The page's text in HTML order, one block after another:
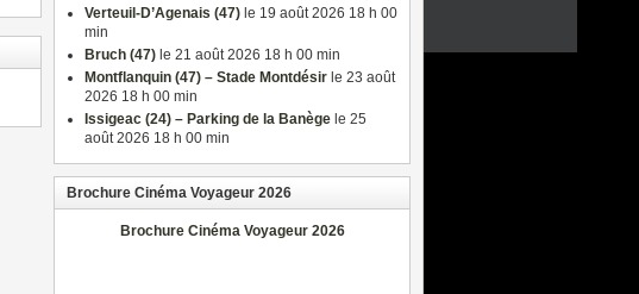
Verteuil-D’Agenais (47) le 19 août 2026 18 h 00
min
Bruch (47) le 21 août 2026 18 h 00 min
Montflanquin (47) – Stade Montdésir le 23 août
2026 18 h 00 min
Issigeac (24) – Parking de la Banège le 25
août 2026 18 h 00 min
Brochure Cinéma Voyageur 2026
Brochure Cinéma Voyageur 2026